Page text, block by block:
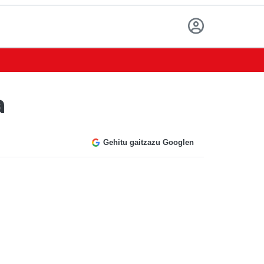
Gehitu gaitzazu Googlen